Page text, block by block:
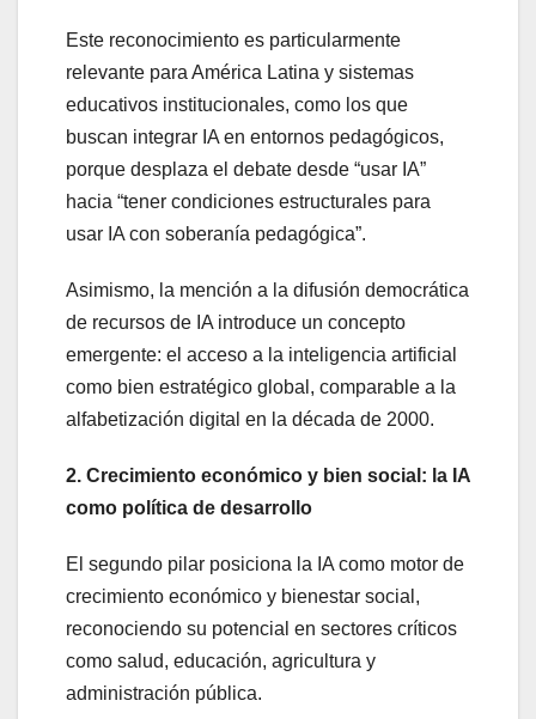
Este reconocimiento es particularmente
relevante para América Latina y sistemas
educativos institucionales, como los que
buscan integrar IA en entornos pedagógicos,
porque desplaza el debate desde “usar IA”
hacia “tener condiciones estructurales para
usar IA con soberanía pedagógica”.
Asimismo, la mención a la difusión democrática
de recursos de IA introduce un concepto
emergente: el acceso a la inteligencia artificial
como bien estratégico global, comparable a la
alfabetización digital en la década de 2000.
2. Crecimiento económico y bien social: la IA
como política de desarrollo
El segundo pilar posiciona la IA como motor de
crecimiento económico y bienestar social,
reconociendo su potencial en sectores críticos
como salud, educación, agricultura y
administración pública.